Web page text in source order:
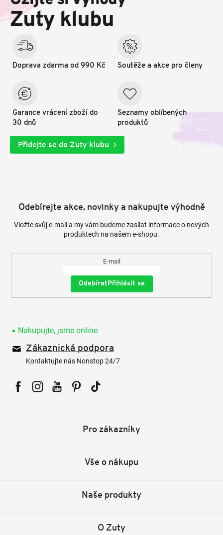
í
Zuty klubu
Doprava zdarma od 990 Kč
Garance vrácení zboží do
30 dnů
Soutěže a akce pro členy
Seznamy oblíbených
produktů
Přidejte se do Zuty klubu
Odebírejte akce, novinky a nakupujte výhodně
Vložte svůj e-mail a my vám budeme zasílat informace o nových
produktech na našem e-shopu.
E-mail
Přihlásit se
Nakupujte, jsme online
Zákaznická podpora
Kontaktujte nás Nonstop 24/7
Pro zákazníky
Vše o nákupu
Naše produkty
O Zuty